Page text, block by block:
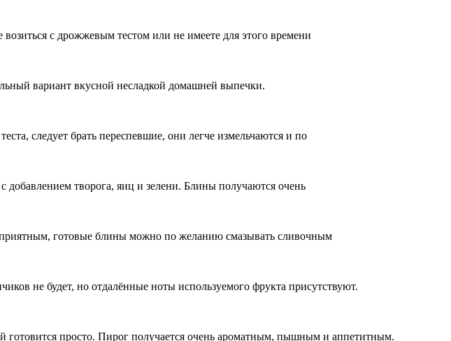
с дрожжевым тестом или не имеете для этого времени
вариант вкусной несладкой домашней выпечки.
следует брать переспевшие, они легче измельчаются и по
творога, яиц и зелени. Блины получаются очень
готовые блины можно по желанию смазывать сливочным
не будет, но отдалённые ноты используемого фрукта присутствуют.
готовится просто. Пирог получается очень ароматным, пышным и аппетитным.